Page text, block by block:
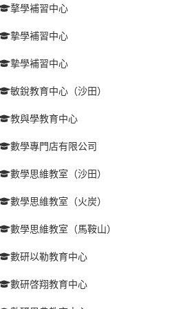
摮學補習中心
摯學補習中心
摯學補習中心
敏銳教育中心（沙田）
教與學教育中心
數學專門店有限公司
數學思維教室（沙田）
數學思維教室（火炭）
數學思維教室（馬鞍山）
數研以勒教育中心
數研啓翔教育中心